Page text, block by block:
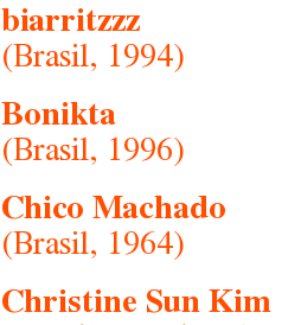
biarritzzz
(Brasil, 1994)
Bonikta
(Brasil, 1996)
Chico Machado
(Brasil, 1964)
Christine Sun Kim